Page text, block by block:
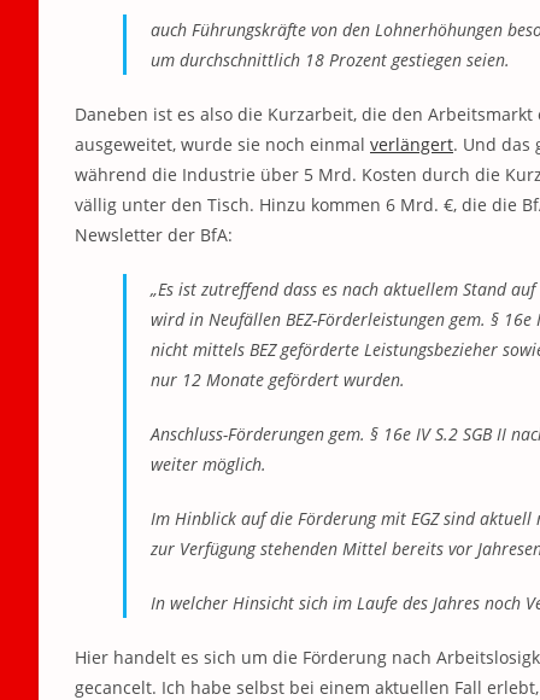
auch Führungskräfte von den Lohnerhöhungen
um durchschnittlich 18 Prozent gestiegen seien.
Daneben ist es also die Kurzarbeit, die den
ausgeweitet, wurde sie noch einmal verlängert. Und das
während die Industrie über 5 Mrd. Kosten durch die
vällig unter den Tisch. Hinzu kommen 6 Mrd. €, die die
Newsletter der BfA:
„Es ist zutreffend dass es nach aktuellem Stand
wird in Neufällen BEZ-Förderleistungen gem. §
nicht mittels BEZ geförderte Leistungsbezieher
nur 12 Monate gefördert wurden.
Anschluss-Förderungen gem. § 16e IV S.2 SGB II
weiter möglich.
Im Hinblick auf die Förderung mit EGZ sind
zur Verfügung stehenden Mittel bereits vor
In welcher Hinsicht sich im Laufe des Jahres noch
Hier handelt es sich um die Förderung nach
gecancelt. Ich habe selbst bei einem aktuellen Fall